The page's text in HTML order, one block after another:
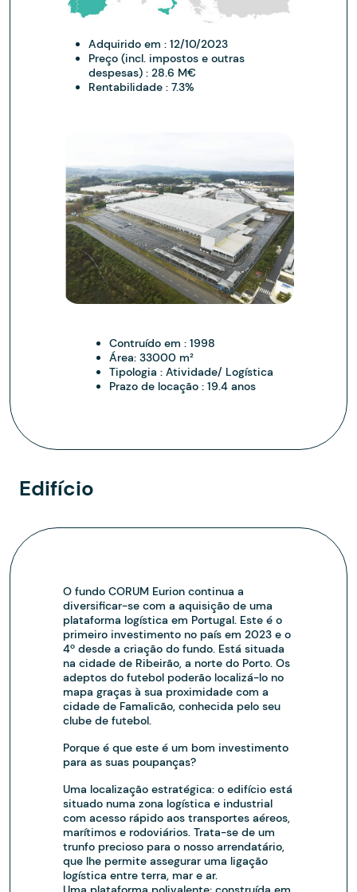
Adquirido em :12/10/2023
Preço (incl. impostos e outras
despesas) :28.6 M€
Rentabilidade :7.3%
Contruído em : 1998
Área: 33000 m²
Tipologia : Atividade/ Logística
Prazo de locação : 19.4 anos
Edifício
O fundo CORUM Eurion continua a
diversificar-se com a aquisição de uma
plataforma logística em Portugal. Este é o
primeiro investimento no país em 2023 e o
4º desde a criação do fundo. Está situada
na cidade de Ribeirão, a norte do Porto. Os
adeptos do futebol poderão localizá-lo no
mapa graças à sua proximidade com a
cidade de Famalicão, conhecida pelo seu
clube de futebol.
Porque é que este é um bom investimento
para as suas poupanças?
Uma localização estratégica: o edifício está
situado numa zona logística e industrial
com acesso rápido aos transportes aéreos,
marítimos e rodoviários. Trata-se de um
trunfo precioso para o nosso arrendatário,
que lhe permite assegurar uma ligação
logística entre terra, mar e ar.